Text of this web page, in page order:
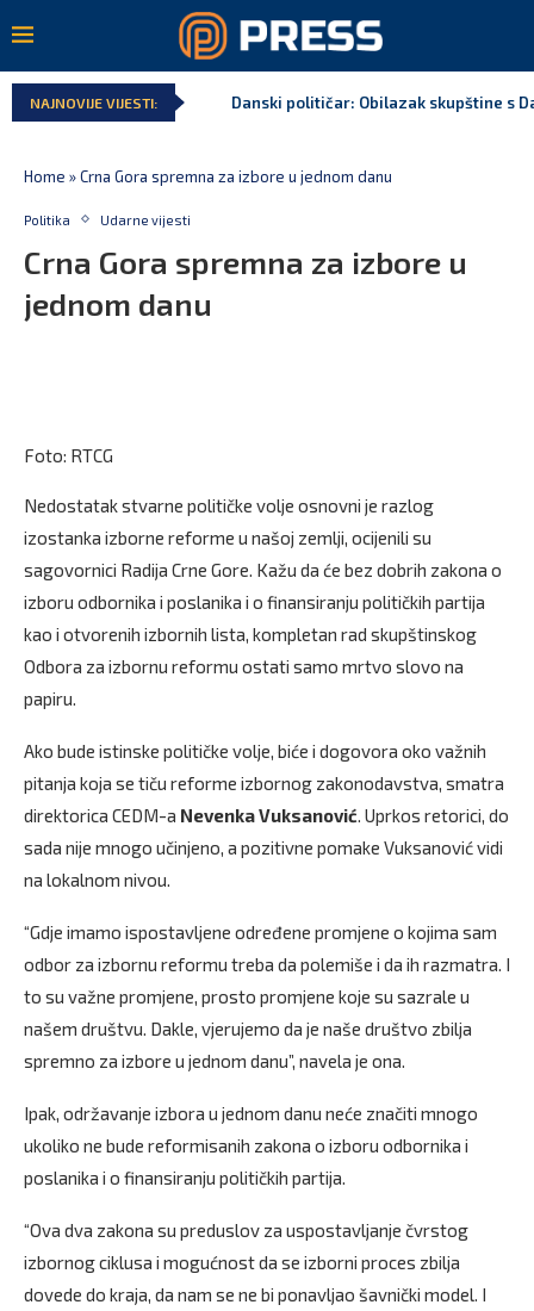
NAJNOVIJE VIJESTI: Danski političar: Obilazak skupštine s
Home »Crna Gora spremna za izbore u jednom danu
Politika Udarne vijesti
Crna Gora spremna za izbore u
jednom danu
Foto: RTCG
Nedostatak stvarne političke volje osnovni je razlog
izostanka izborne reforme u našoj zemlji, ocijenili su
sagovornici Radija Crne Gore. Kažu da će bez dobrih zakona o
izboru odbornika i poslanika i o finansiranju političkih partija
kao i otvorenih izbornih lista, kompletan rad skupštinskog
Odbora za izbornu reformu ostati samo mrtvo slovo na
papiru.
Ako bude istinske političke volje, biće i dogovora oko važnih
pitanja koja se tiču reforme izbornog zakonodavstva, smatra
direktorica CEDM-a Nevenka Vuksanović. Uprkos retorici, do
sada nije mnogo učinjeno, a pozitivne pomake Vuksanović vidi
na lokalnom nivou.
“Gdje imamo ispostavljene određene promjene o kojima sam
odbor za izbornu reformu treba da polemiše i da ih razmatra. I
to su važne promjene, prosto promjene koje su sazrale u
našem društvu. Dakle, vjerujemo da je naše društvo zbilja
spremno za izbore u jednom danu”, navela je ona.
Ipak, održavanje izbora u jednom danu neće značiti mnogo
ukoliko ne bude reformisanih zakona o izboru odbornika i
poslanika i o finansiranju političkih partija.
“Ova dva zakona su preduslov za uspostavljanje čvrstog
izbornog ciklusa i mogućnost da se izborni proces zbilja
dovede do kraja, da nam se ne bi ponavljao šavnički model. I